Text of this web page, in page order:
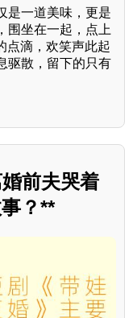
是一道美味，更是
围坐在一起，点上
点滴，欢笑声此起
驱散，留下的只有
前夫哭着
？**